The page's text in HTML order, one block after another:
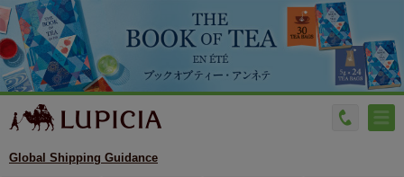
Global Shipping Guidance